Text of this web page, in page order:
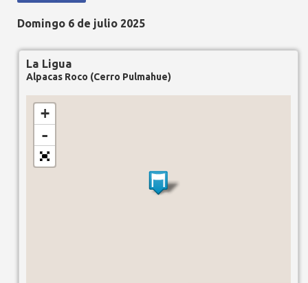
Domingo 6 de julio 2025
La Ligua
Alpacas Roco (Cerro Pulmahue)
+
-